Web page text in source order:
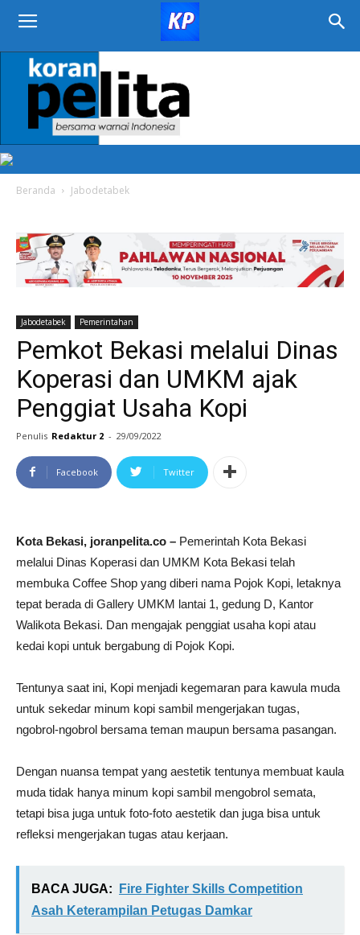
KORAN
PELITA
Beranda Jabodetabek
Jabodetabek Pemerintahan
Pemkot Bekasi melalui Dinas
Koperasi dan UMKM ajak
Penggiat Usaha Kopi
Penulis Redaktur 2 - 29/09/2022
Facebook Twitter
Kota Bekasi, joranpelita.co – Pemerintah Kota Bekasi
melalui Dinas Koperasi dan UMKM Kota Bekasi telah
membuka Coffee Shop yang diberi nama Pojok Kopi, letaknya
tepat berada di Gallery UMKM lantai 1, gedung D, Kantor
Walikota Bekasi. Dan mengajak penggiat usaha kopi atau
kedai kopi untuk bergabung di Pojok Kopi.
Tentunya saat ini, Kopi menjadi kegemaran para kawula muda
untuk sekedar minum kopi sambil mengerjakan tugas,
ngobrol-ngobrol bersama teman maupun bersama pasangan.
Dengan nuansa tempat yang aestetik tentunya membuat kaula
muda tidak hanya minum kopi sambil mengobrol semata,
tetapi bisa juga untuk foto-foto aestetik dan juga bisa untuk
refleksi mengerjakan tugas atau kerjaan.
BACA JUGA:
Fire Fighter Skills Competition
Asah Keterampilan Petugas Damkar